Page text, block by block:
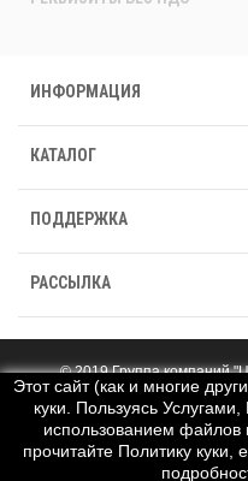
ИНФОРМАЦИЯ
КАТАЛОГ
ПОДДЕРЖКА
РАССЫЛКА
Этот сайт (как и многие
куки. Пользуясь
использованием файлов
прочитайте Политику куки,
© 2019 Группа компаний